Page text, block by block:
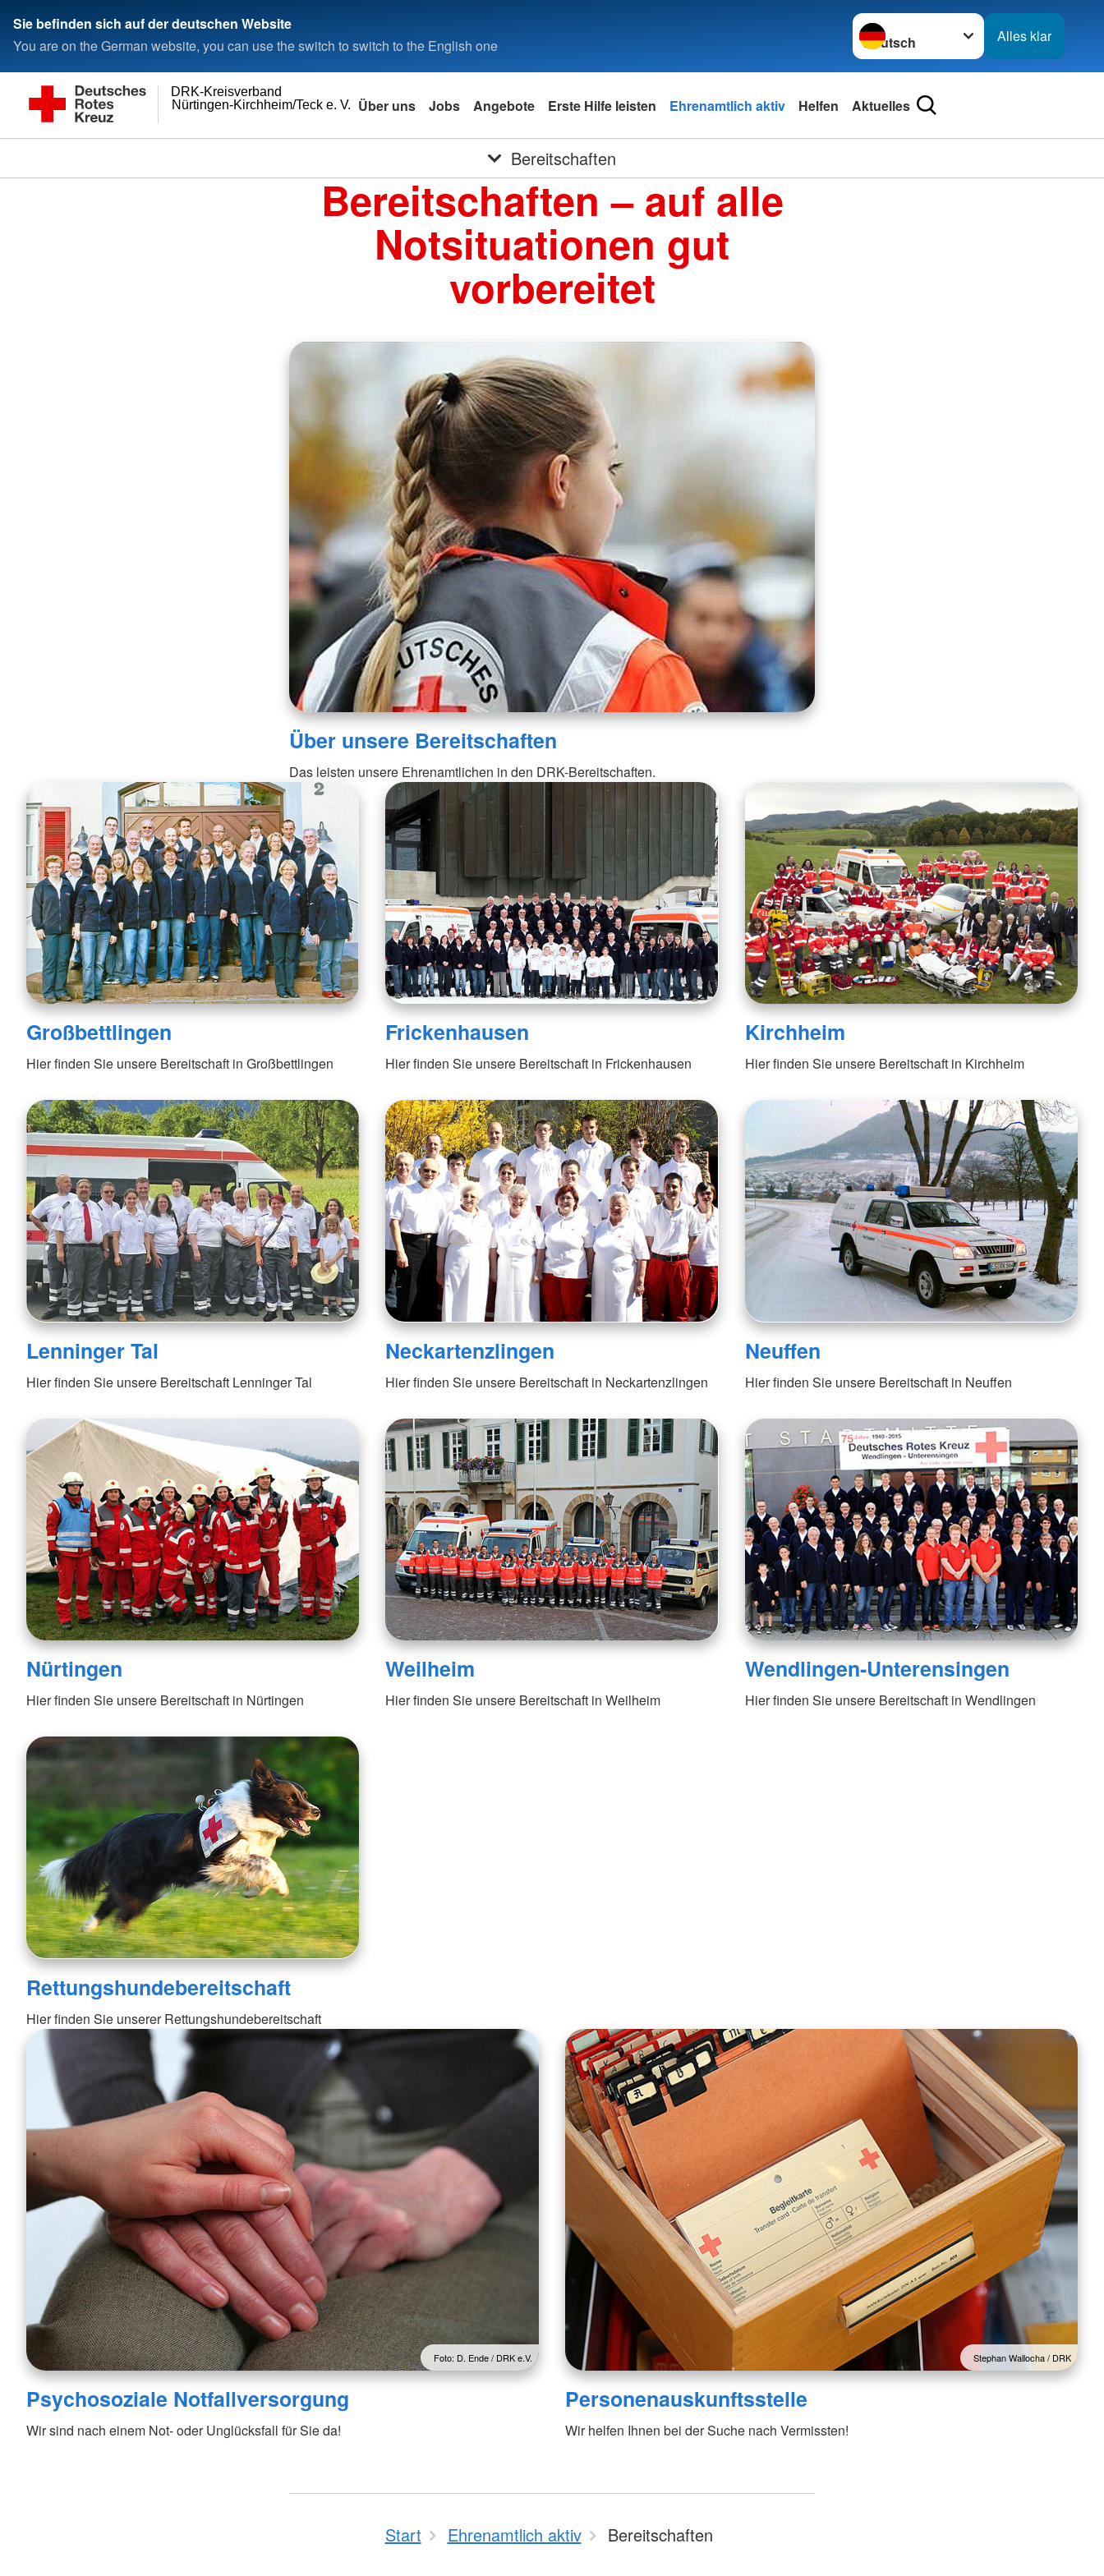
Sie befinden sich auf der deutschen Website
You are on the German website, you can use the switch to switch to the English one
Sprache wechseln zu
Alles klar
Nürtingen-Kirchheim/Teck e. V.
DRK-Kreisverband
Über uns Jobs Angebote Erste Hilfe leisten Ehrenamtlich aktiv Helfen Aktuelles
Bereitschaften
Bereitschaften – auf alle
Notsituationen gut
vorbereitet
Über unsere Bereitschaften
Das leisten unsere Ehrenamtlichen in den DRK-Bereitschaften.
Großbettlingen
Hier finden Sie unsere Bereitschaft in Großbettlingen
Frickenhausen
Hier finden Sie unsere Bereitschaft in Frickenhausen
Kirchheim
Hier finden Sie unsere Bereitschaft in Kirchheim
Lenninger Tal
Hier finden Sie unsere Bereitschaft Lenninger Tal
Neckartenzlingen
Hier finden Sie unsere Bereitschaft in Neckartenzlingen
Neuffen
Hier finden Sie unsere Bereitschaft in Neuffen
Nürtingen
Hier finden Sie unsere Bereitschaft in Nürtingen
Weilheim
Hier finden Sie unsere Bereitschaft in Weilheim
Wendlingen-Unterensingen
Hier finden Sie unsere Bereitschaft in Wendlingen
Rettungshundebereitschaft
Hier finden Sie unserer Rettungshundebereitschaft
Foto: D. Ende / DRK e.V.
Psychosoziale Notfallversorgung
Wir sind nach einem Not- oder Unglücksfall für Sie da!
Stephan Wallocha / DRK
Personenauskunftsstelle
Wir helfen Ihnen bei der Suche nach Vermissten!
Start Ehrenamtlich aktiv Bereitschaften